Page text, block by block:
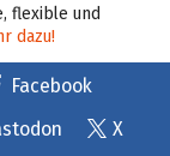
flexible und
dazu!
Facebook
X